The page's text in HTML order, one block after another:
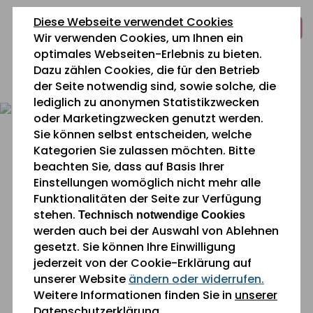
Diese Webseite verwendet Cookies
Wir verwenden Cookies, um Ihnen ein
optimales Webseiten-Erlebnis zu bieten.
Dazu zählen Cookies, die für den Betrieb
der Seite notwendig sind, sowie solche, die
lediglich zu anonymen Statistikzwecken
oder Marketingzwecken genutzt werden.
Sie können selbst entscheiden, welche
Kategorien Sie zulassen möchten. Bitte
beachten Sie, dass auf Basis Ihrer
Einstellungen womöglich nicht mehr alle
Funktionalitäten der Seite zur Verfügung
stehen. Technisch notwendige Cookies
werden auch bei der Auswahl von Ablehnen
gesetzt. Sie können Ihre Einwilligung
jederzeit von der Cookie-Erklärung auf
unserer Website ändern oder widerrufen.
Weitere Informationen finden Sie in unserer
zum
Inhalt
springen
zur
Navigation
springen
zum
Fußbereich
springen
0 26 42 40 60
Sie befinden sich gerade hier:Aktuelles
Einblick in die
Herausforderungen der
Altenpflege erhalten